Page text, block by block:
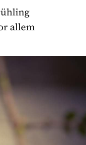
allem